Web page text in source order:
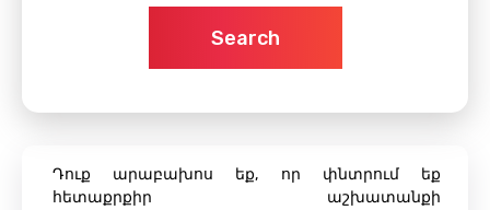
Search
Դուք արաբախոս եք, որ փնտրում եք
հետաքրքիր աշխատանքի